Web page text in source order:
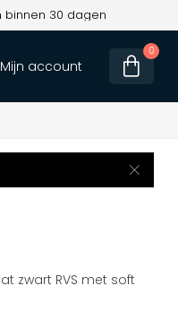
binnen 30 dagen
Mijn account
0
zwart RVS met soft